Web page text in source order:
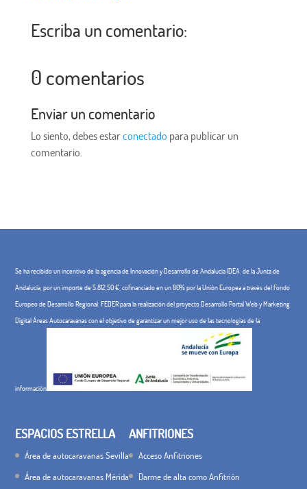
Escriba un comentario:
0 comentarios
Enviar un comentario
Lo siento, debes estarconectado para publicar un
comentario.
Se ha recibido un incentivo de la agencia de Innovación y Desarrollo de Andalucía IDEA, de la Junta de
Andalucía, por un importe de 5.812,50 €, cofinanciado en un 80% por la Unión Europea a través del Fondo
Europeo de Desarrollo Regional, FEDER para la realización del proyecto Desarrollo Portal Web y Marketing
Digital Áreas Autocaravanas con el objetivo de garantizar un mejor uso de las tecnologías de la
información
ESPACIOS ESTRELLA
Área de autocaravanas Sevilla
Área de autocaravanas Mérida
ANFITRIONES
Acceso Anfitriones
Darme de alta como Anfitrión